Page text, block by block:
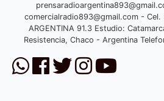
comercialradio893@gmail.com- Cel.
ARGENTINA 91.3 Estudio:
Resistencia, Chaco - Argentina